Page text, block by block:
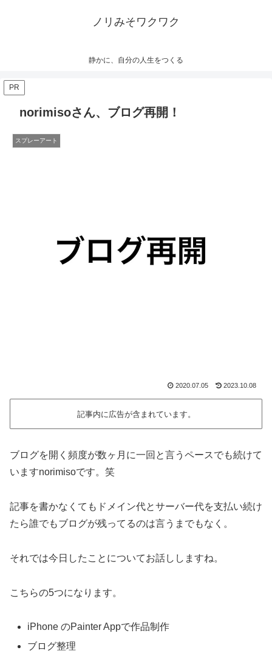
ノリみそワクワク
静かに、自分の人生をつくる
PR
norimisoさん、ブログ再開！
スプレーアート
2020.07.05 2023.10.08
記事内に広告が含まれています。
ブログを開く頻度が数ヶ月に一回と言うペースでも続けて
いますnorimisoです。笑
記事を書かなくてもドメイン代とサーバー代を支払い続け
たら誰でもブログが残ってるのは言うまでもなく。
それでは今日したことについてお話ししますね。
こちらの5つになります。
iPhone のPainter Appで作品制作
ブログ整理